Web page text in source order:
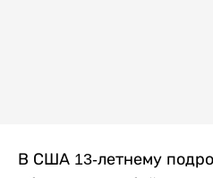
В США 13-летнему